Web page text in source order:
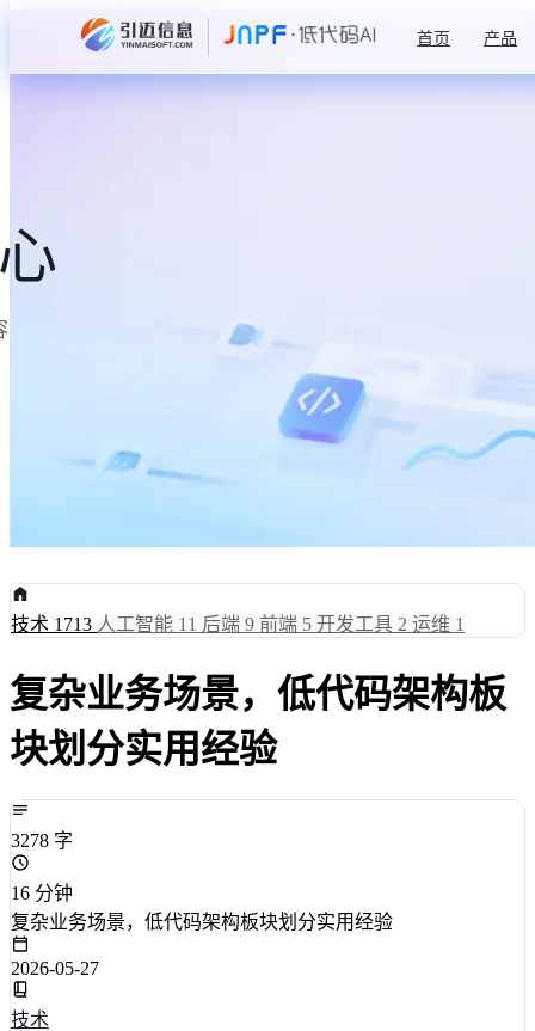
首页 产品
技术 1713 人工智能 11 后端 9 前端 5 开发工具 2 运维 1
复杂业务场景，低代码架构板
块划分实用经验
3278 字
16 分钟
复杂业务场景，低代码架构板块划分实用经验
2026-05-27
技术